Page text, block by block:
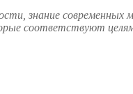
знание
соответствуют